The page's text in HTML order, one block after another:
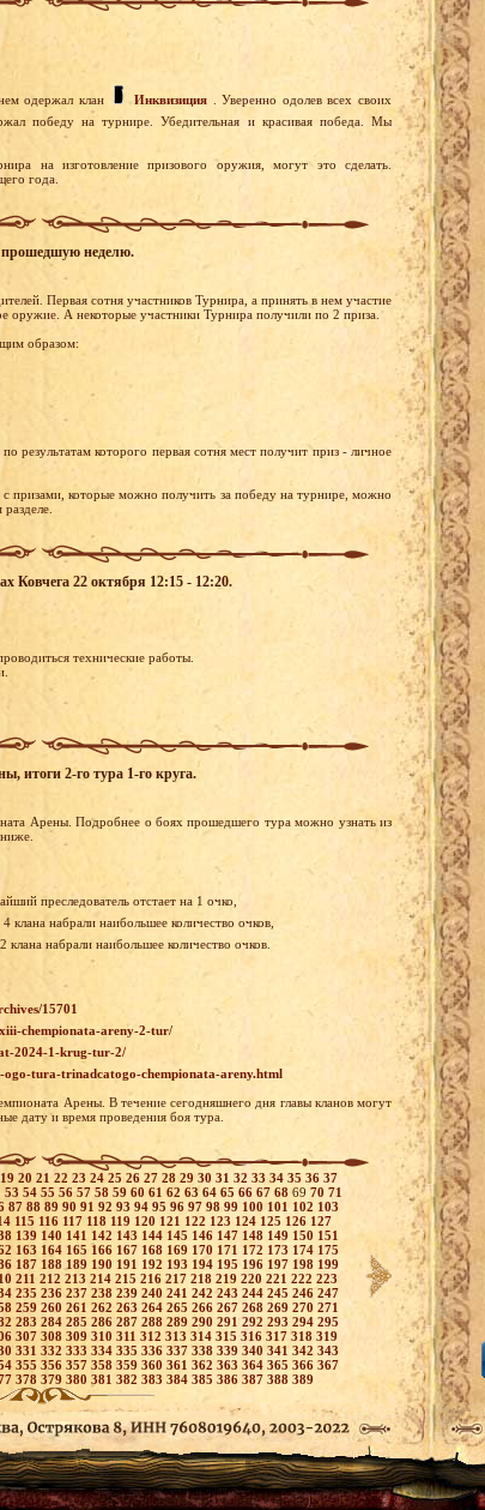
одержал клан Инквизиция . Уверенно одолев всех своих
победу на турнире. Убедительная и красивая победа. Мы
на изготовление призового оружия, могут это сделать.
года.
прошедшую неделю.
Первая сотня участников Турнира, а принять в нем участие
оружие. А некоторые участники Турнира получили по 2 приза.
образом:
результатам которого первая сотня мест получит приз - личное
призами, которые можно получить за победу на турнире, можно
Ковчега 22 октября 12:15 - 12:20.
технические работы.
итоги 2-го тура 1-го круга.
Арены. Подробнее о боях прошедшего тура можно узнать из
преследователь отстает на 1 очко,
, 4 клана набрали наибольшее количество очков,
2 клана набрали наибольшее количество очков.
15701
chempionata-areny-2-tur/
2024-1-krug-tur-2/
tura-trinadcatogo-chempionata-areny.html
Арены. В течение сегодняшнего дня главы кланов могут
дату и время проведения боя тура.
19 20 21 22 23 24 25 26 27 28 29 30 31 32 33 34 35 36 37
53 54 55 5657 58 59 60 61 62 63 64 65 66 67 68 69 70 71
87 88 89 90 91 92 93 94 95 96 97 98 99 100 101 102 103
115 116 117 118 119 120 121 122 123 124 125 126 127
139 140 141 142 143 144 145 146 147 148 149 150 151
163 164 165 166 167 168 169 170 171 172 173 174 175
187 188 189 190 191 192 193 194 195 196 197 198 199
211 212 213 214 215 216 217 218 219 220 221 222 223
235 236 237 238 239 240 241 242243 244 245 246 247
259 260 261 262 263 264 265 266 267 268 269 270 271
283 284 285 286 287 288 289 290 291 292 293 294 295
307 308 309 310 311 312 313 314 315 316 317 318 319
331 332 333 334 335 336 337 338 339 340 341 342 343
355 356 357 358 359 360 361 362 363 364 365 366 367
378 379 380 381 382 383 384 385 386 387 388 389